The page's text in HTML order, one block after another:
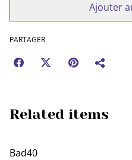
Ajouter
PARTAGER
Related items
Bad40